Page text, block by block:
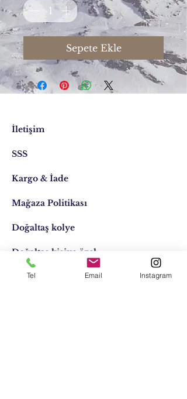
Sepete Ekle
İletişim
SSS
Kargo & İade
Mağaza Politikası
Doğaltaş kolye
Doğaltaş kişiye özel
Tasarımlar
Tel Email Instagram